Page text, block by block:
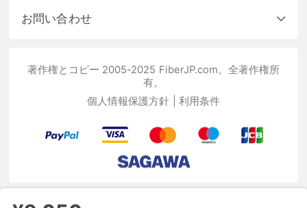
お問い合わせ
著作権とコピー 2005-2025 FiberJP.com。全著作権所
有。
個人情報保護方針
利用条件